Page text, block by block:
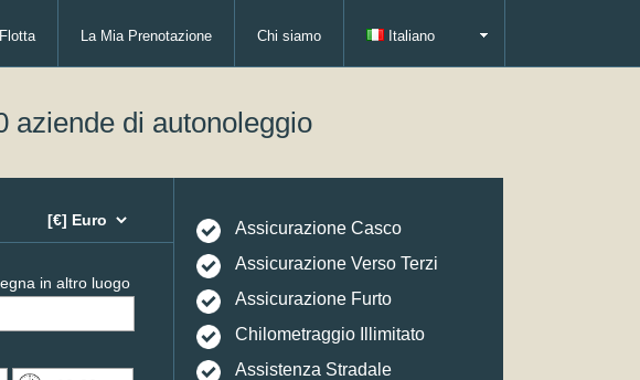
La Mia Prenotazione Chi siamo Italiano
aziende di autonoleggio
in altro luogo
Assicurazione Casco
Assicurazione Verso Terzi
Assicurazione Furto
Chilometraggio Illimitato
Assistenza Stradale